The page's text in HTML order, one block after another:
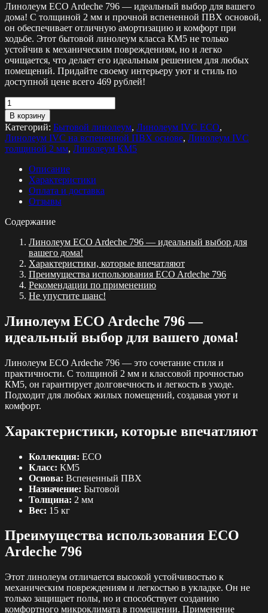
Линолеум ECO Ardeche 796 — идеальный выбор для вашего
дома! С толщиной 2 мм и прочной вспененной ПВХ основой,
он обеспечивает отличную амортизацию и комфорт при
ходьбе. Этот бытовой линолеум класса КМ5 не только
устойчив к механическим повреждениям, но и легко
очищается, что делает его идеальным решением для любых
помещений. Придайте своему интерьеру уют и стиль по
доступной цене всего 469 рублей!
Количество
товара
Линолеум
ECO
Ardeche
796
В корзину
Категорий: Бытовой линолеум, Линолеум IVC ECO,
Линолеум IVC на вспененной ПВХ основе, Линолеум IVC
толщиной 2 мм, Линолеум КМ5
Описание
Характеристики
Оплата и доставка
Отзывы
Содержание
Линолеум ECO Ardeche 796 — идеальный выбор для
вашего дома!
Характеристики, которые впечатляют
Преимущества использования ECO Ardeche 796
Рекомендации по применению
Не упустите шанс!
Линолеум ECO Ardeche 796 —
идеальный выбор для вашего дома!
Линолеум ECO Ardeche 796 — это сочетание стиля и
практичности. С толщиной 2 мм и классовой прочностью
КМ5, он гарантирует долговечность и легкость в уходе.
Подходит для любых жилых помещений, создавая уют и
комфорт.
Характеристики, которые впечатляют
Коллекция: ECO
Класс: КМ5
Основа: Вспененный ПВХ
Назначение: Бытовой
Толщина: 2 мм
Вес: 15 кг
Преимущества использования ECO
Ardeche 796
Этот линолеум отличается высокой устойчивостью к
механическим повреждениям и легкостью в укладке. Он не
только защищает полы, но и способствует созданию
комфортного микроклимата в помещении. Применение